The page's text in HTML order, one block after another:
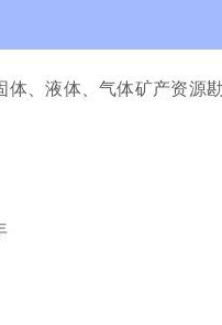
、液体、气体矿产资源